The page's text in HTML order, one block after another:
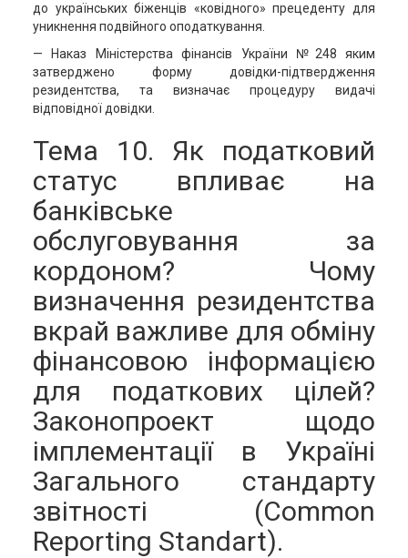
до українських біженців «ковідного» прецеденту для
уникнення подвійного оподаткування.
— Наказ Міністерства фінансів України №248 яким
затверджено форму довідки-підтвердження
резидентства, та визначає процедуру видачі
відповідної довідки.
Тема 10. Як податковий
статус впливає на
банківське
обслуговування за
кордоном? Чому
визначення резидентства
вкрай важливе для обміну
фінансовою інформацією
для податкових цілей?
Законопроект щодо
імплементації в Україні
Загального стандарту
звітності (Common
Reporting Standart).